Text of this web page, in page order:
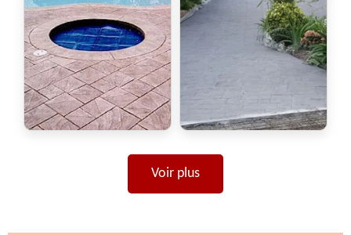
Voir plus